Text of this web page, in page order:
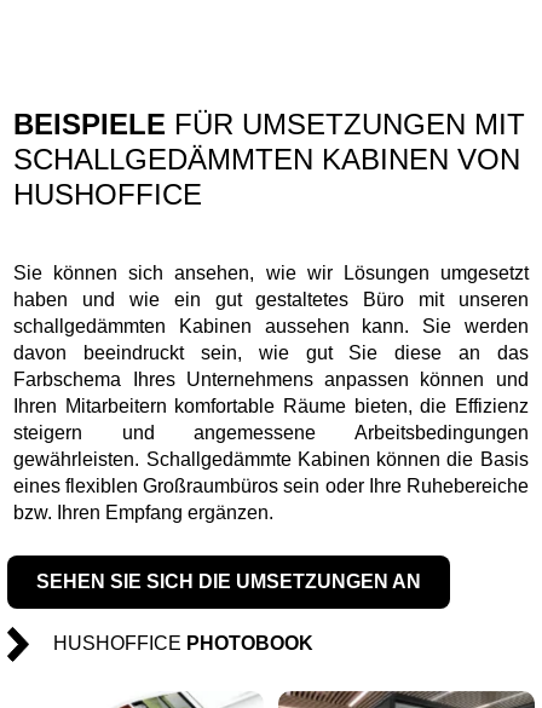
BEISPIELE FÜR UMSETZUNGEN MIT
SCHALLGEDÄMMTEN KABINEN VON
HUSHOFFICE
Sie können sich ansehen, wie wir Lösungen umgesetzt
haben und wie ein gut gestaltetes Büro mit unseren
schallgedämmten Kabinen aussehen kann. Sie werden
davon beeindruckt sein, wie gut Sie diese an das
Farbschema Ihres Unternehmens anpassen können und
Ihren Mitarbeitern komfortable Räume bieten, die Effizienz
steigern und angemessene Arbeitsbedingungen
gewährleisten. Schallgedämmte Kabinen können die Basis
eines flexiblen Großraumbüros sein oder Ihre Ruhebereiche
bzw. Ihren Empfang ergänzen.
SEHEN SIE SICH DIE UMSETZUNGEN AN
HUSHOFFICE PHOTOBOOK